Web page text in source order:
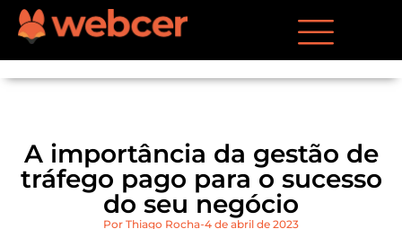
A importância da gestão de
tráfego pago para o sucesso
do seu negócio
Por Thiago Rocha 4 de abril de 2023